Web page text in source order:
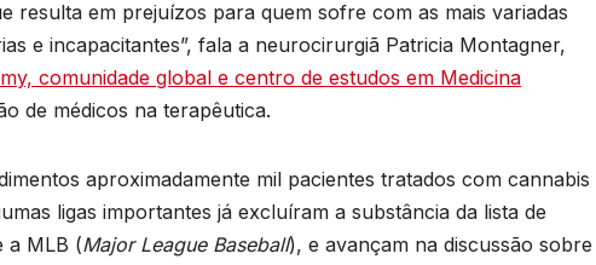
resulta em prejuízos para quem sofre com as mais variadas
e incapacitantes”, fala a neurocirurgiã Patricia Montagner,
comunidade global e centro de estudos em Medicina
de médicos na terapêutica.
aproximadamente mil pacientes tratados com cannabis
ligas importantes já excluíram a substância da lista de
a MLB (Major League Baseball), e avançam na discussão sobre